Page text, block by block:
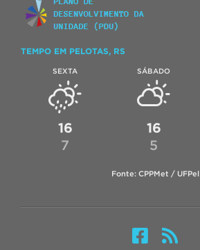
TEMPO EM PELOTAS, RS
SEXTA
16
7
SÁBADO
16
5
Fonte: CPPMet / UFPel